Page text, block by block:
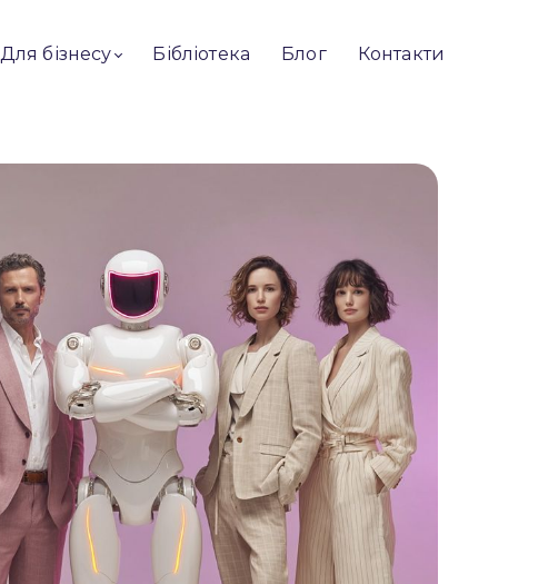
Для бізнесу Бібліотека Блог Контакти